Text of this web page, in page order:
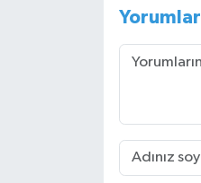
Yorumlar